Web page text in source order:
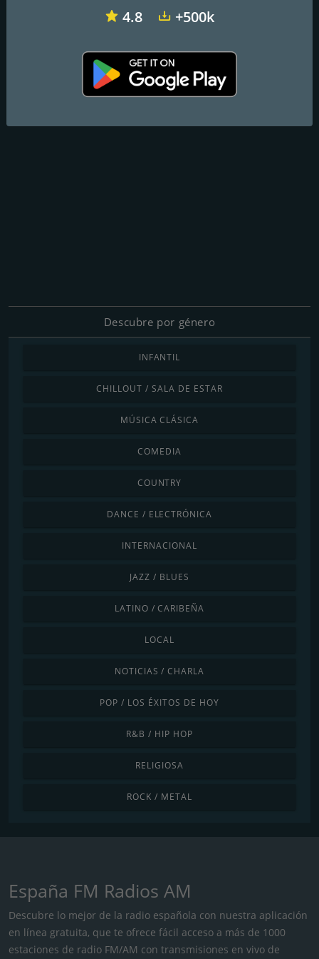
Descubre por género
INFANTIL
CHILLOUT / SALA DE ESTAR
MÚSICA CLÁSICA
COMEDIA
COUNTRY
DANCE / ELECTRÓNICA
INTERNACIONAL
JAZZ / BLUES
LATINO / CARIBEÑA
LOCAL
NOTICIAS / CHARLA
POP / LOS ÉXITOS DE HOY
R&B / HIP HOP
RELIGIOSA
ROCK / METAL
España FM Radios AM
Descubre lo mejor de la radio española con nuestra aplicación
en línea gratuita, que te ofrece fácil acceso a más de 1000
estaciones de radio FM/AM con transmisiones en vivo de
4.8 +500k